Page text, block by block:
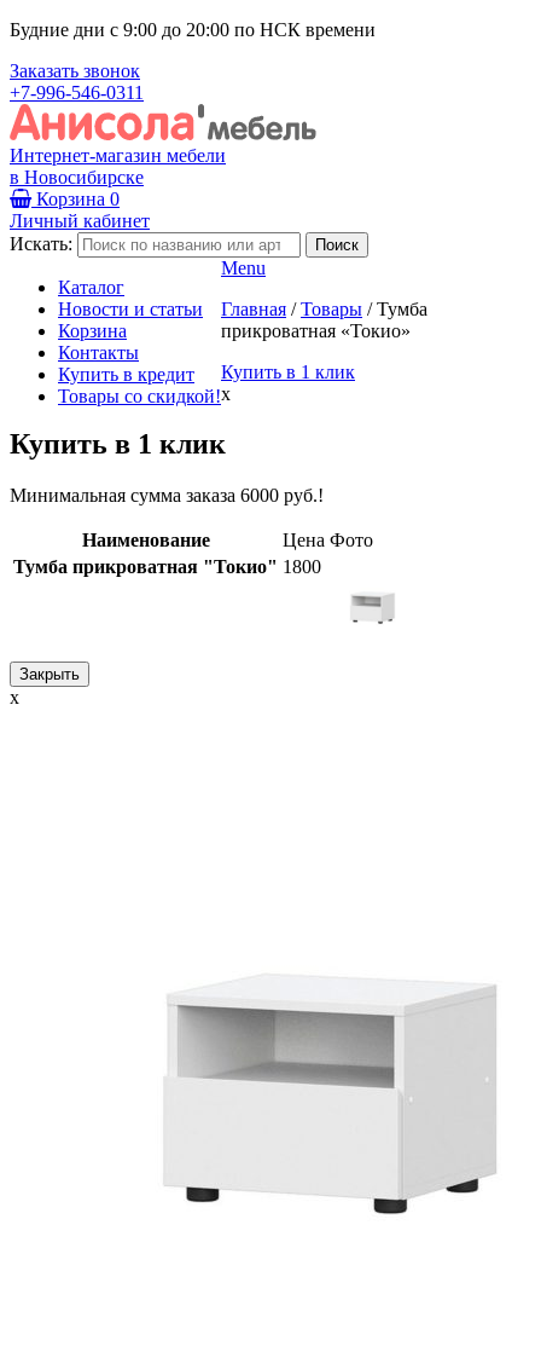
Будние дни с 9:00 до 20:00 по НСК времени
Заказать звонок
+7-996-546-0311
Интернет-магазин мебели
в Новосибирске
Корзина 0
Личный кабинет
Искать:
Каталог
Новости и статьи
Корзина
Контакты
Купить в кредит
Товары со скидкой!
Menu
Главная / Товары / Тумба
прикроватная «Токио»
Купить в 1 клик
x
Купить в 1 клик
Минимальная сумма заказа 6000 руб.!
Наименование Цена Фото
Тумба прикроватная "Токио" 1800
Закрыть
x